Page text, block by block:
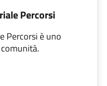
Percorsi
Percorsi è uno